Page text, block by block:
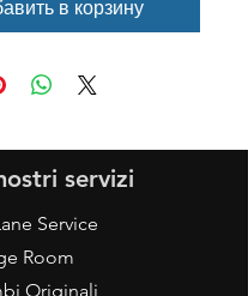
в корзину
servizi
Service
Room
Originali